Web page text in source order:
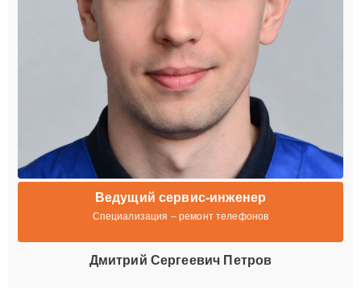
Ведущий сервис-инженер
Специализация – ремонт телефонов
Дмитрий Сергеевич Петров